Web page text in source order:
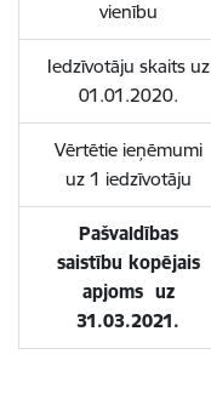
vienību
Iedzīvotāju skaits uz
01.01.2020.
Vērtētie ieņēmumi
uz 1 iedzīvotāju
Pašvaldības
saistību kopējais
apjoms uz
31.03.2021.